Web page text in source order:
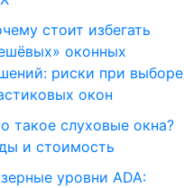
стоит избегать
оконных
риски при выборе
окон
такое слуховые окна?
и стоимость
уровни ADA: